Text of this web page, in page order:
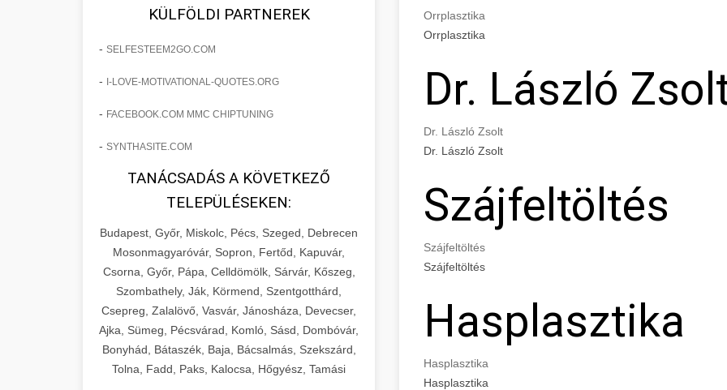
sebészeti praxisban.
páciensszám növekedés
os Növekedést
Lépésről lépésre marketing tervrajz,
eredményezett. Ismerje meg a
szonyegtisztito.net
marketing stratégiai tervrajz
os Növekedésének
Története
Teljes dokumentáció egy klinika
átalakulási útjáról, bemutatva az utat a
küzdő praxistól a virágzó vállalkozásig
150%-os növekedéssel.
szonyegtakaritas.org
klinika átalakulási történet
🎪 18. Szemhéjplasztika
Iránti Érdeklődés 150%-
Technikák és módszerek a páciensek
érdeklődésének és elkötelezettségének
drámai növeléséhez. Egy 150%-os
fellendülési esettanulmány gyakorlati
betekintésekkel.
weboldal-keszites.co
🎮 19. AI Google Ads és
Meta Kampány Kezelés +
Fejlett AI-alapú Google Ads és Meta
hirdetési kampánykezelés.
Optimalizálja hirdetési költségvetését
🍞 20. Ipari Dagasztógép +
KÜLFÖLDI PARTNEREK
- SELFESTEEM2GO.COM
- I-LOVE-MOTIVATIONAL-QUOTES.ORG
- FACEBOOK.COM MMC CHIPTUNING
- SYNTHASITE.COM
TANÁCSADÁS A KÖVETKEZŐ
TELEPÜLÉSEKEN:
Budapest, Győr, Miskolc, Pécs, Szeged, Debrecen
Mosonmagyaróvár, Sopron, Fertőd, Kapuvár,
Csorna, Győr, Pápa, Celldömölk, Sárvár, Kőszeg,
Szombathely, Ják, Körmend, Szentgotthárd,
Csepreg, Zalalövő, Vasvár, Jánosháza, Devecser,
Ajka, Sümeg, Pécsvárad, Komló, Sásd, Dombóvár,
Bonyhád, Bátaszék, Baja, Bácsalmás, Szekszárd,
Tolna, Fadd, Paks, Kalocsa, Hőgyész, Tamási
Orrplasztika
Orrplasztika
Dr. László
Dr. László Zsolt
Dr. László Zsolt
Szájfeltöltés
Szájfeltöltés
Szájfeltöltés
Hasplasztika
Hasplasztika
Hasplasztika